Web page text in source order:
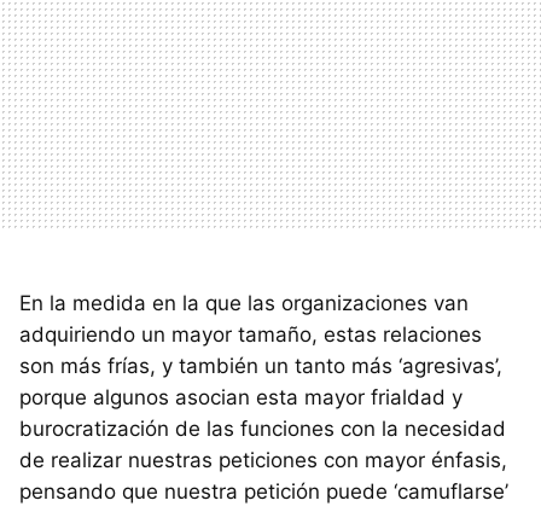
En la medida en la que las organizaciones van
adquiriendo un mayor tamaño, estas relaciones
son más frías, y también un tanto más ‘agresivas’,
porque algunos asocian esta mayor frialdad y
burocratización de las funciones con la necesidad
de realizar nuestras peticiones con mayor énfasis,
pensando que nuestra petición puede ‘camuflarse’